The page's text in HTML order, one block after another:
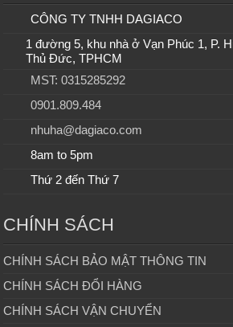
CÔNG TY TNHH DAGIACO
1 đường 5, khu nhà ở Vạn Phúc 1, P.
Thủ Đức, TPHCM
MST: 0315285292
0901.809.484
nhuha@dagiaco.com
8am to 5pm
Thứ 2 đến Thứ 7
CHÍNH SÁCH
CHÍNH SÁCH BẢO MẬT THÔNG TIN
CHÍNH SÁCH ĐỔI HÀNG
CHÍNH SÁCH VẬN CHUYỂN